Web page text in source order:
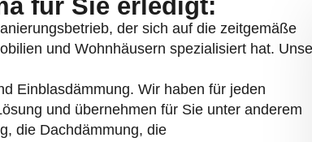
der sich auf die zeitgemäße
und Wohnhäusern spezialisiert hat. Unser
Einblasdämmung. Wir haben für jeden
und übernehmen für Sie unter anderem
die Dachdämmung, die
sowie die Hohlraumdämmung.